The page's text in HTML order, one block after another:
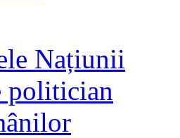
Națiunii
politician